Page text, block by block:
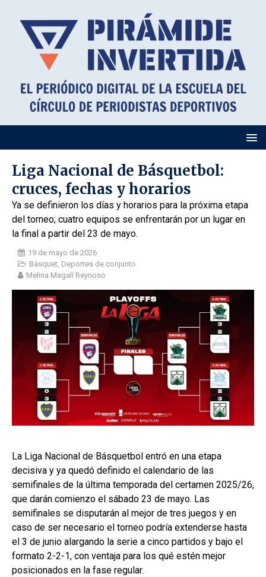
Liga Nacional de Básquetbol:
cruces, fechas y horarios
Ya se definieron los días y horarios para la próxima etapa
del torneo; cuatro equipos se enfrentarán por un lugar en
la final a partir del 23 de mayo.
19 de mayo de 2026
Básquet, Deportes de conjunto
Melina Magalí Reynoso
La Liga Nacional de Básquetbol entró en una etapa
decisiva y ya quedó definido el calendario de las
semifinales de la última temporada del certamen 2025/26,
que darán comienzo el sábado 23 de mayo. Las
semifinales se disputarán al mejor de tres juegos y en
caso de ser necesario el torneo podría extenderse hasta
el 3 de junio alargando la serie a cinco partidos y bajo el
formato 2-2-1, con ventaja para los qué estén mejor
posicionados en la fase regular.